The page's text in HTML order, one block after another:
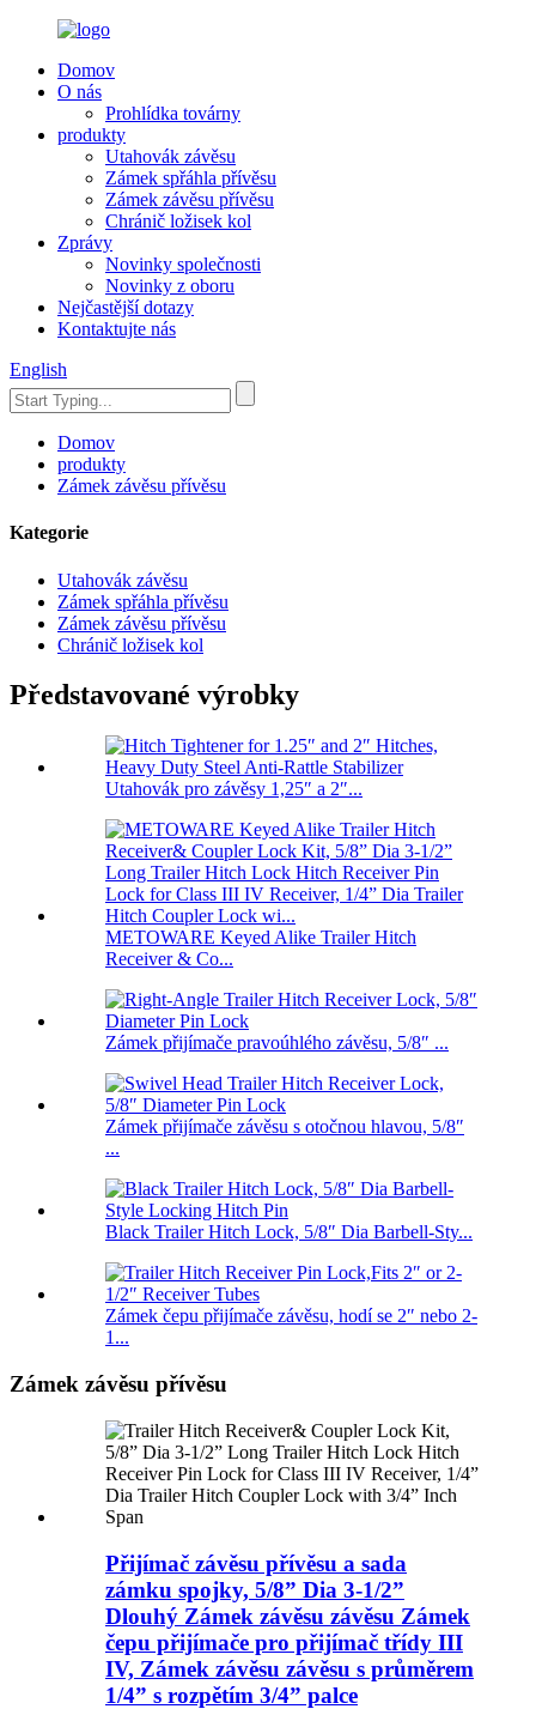
Domov
O nás
Prohlídka továrny
produkty
Utahovák závěsu
Zámek spřáhla přívěsu
Zámek závěsu přívěsu
Chránič ložisek kol
Zprávy
Novinky společnosti
Novinky z oboru
Nejčastější dotazy
Kontaktujte nás
English
Domov
produkty
Zámek závěsu přívěsu
Kategorie
Utahovák závěsu
Zámek spřáhla přívěsu
Zámek závěsu přívěsu
Chránič ložisek kol
Představované výrobky
Utahovák pro závěsy 1,25″ a 2″...
METOWARE Keyed Alike Trailer Hitch
Receiver & Co...
Zámek přijímače pravoúhlého závěsu, 5/8″ ...
Zámek přijímače závěsu s otočnou hlavou, 5/8″
...
Black Trailer Hitch Lock, 5/8″ Dia Barbell-Sty...
Zámek čepu přijímače závěsu, hodí se 2″ nebo 2-
1...
Zámek závěsu přívěsu
Přijímač závěsu přívěsu a sada
zámku spojky, 5/8” Dia 3-1/2”
Dlouhý Zámek závěsu závěsu Zámek
čepu přijímače pro přijímač třídy III
IV, Zámek závěsu závěsu s průměrem
1/4” s rozpětím 3/4” palce